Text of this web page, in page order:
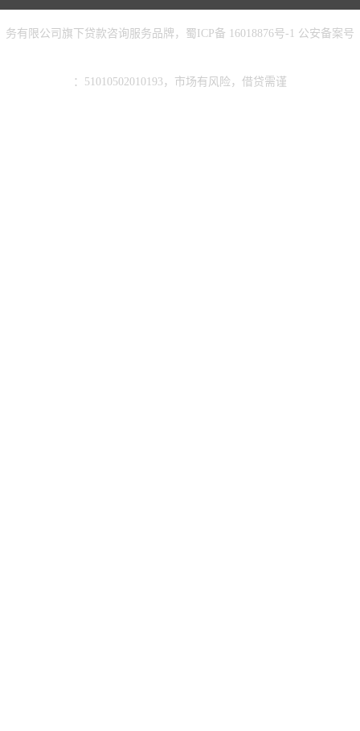
务有限公司旗下贷款咨询服务品牌，蜀ICP备 16018876号-1 公安备案号
：51010502010193，市场有风险，借贷需谨